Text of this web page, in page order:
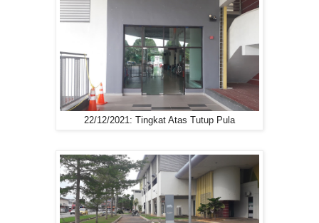
22/12/2021: Tingkat Atas Tutup Pula